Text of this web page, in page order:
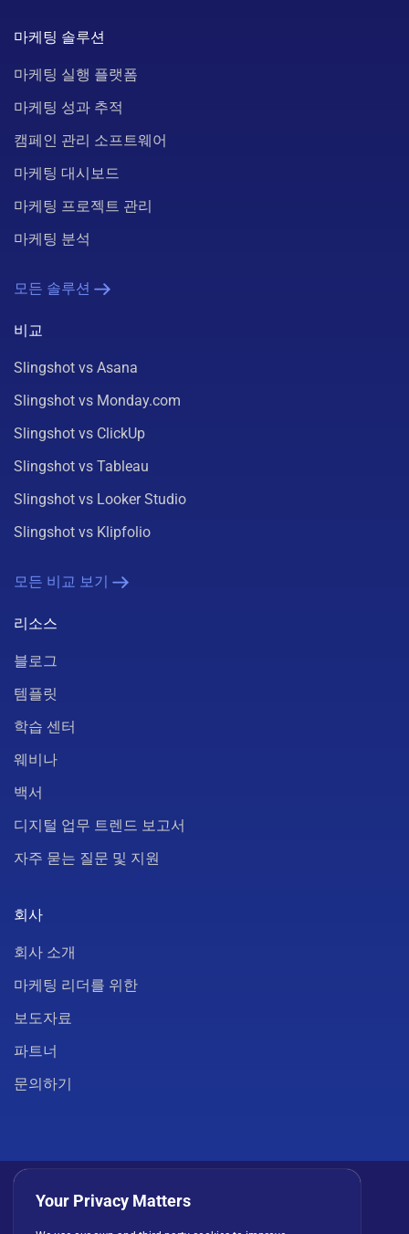
마케팅 솔루션
마케팅 실행 플랫폼
마케팅 성과 추적
캠페인 관리 소프트웨어
마케팅 대시보드
마케팅 프로젝트 관리
마케팅 분석
모든 솔루션
비교
Slingshot vs Asana
Slingshot vs Monday.com
Slingshot vs ClickUp
Slingshot vs Tableau
Slingshot vs Looker Studio
Slingshot vs Klipfolio
모든 비교 보기
리소스
블로그
템플릿
학습 센터
웨비나
백서
디지털 업무 트렌드 보고서
자주 묻는 질문 및 지원
회사
회사 소개
마케팅 리더를 위한
보도자료
파트너
문의하기
Your Privacy Matters